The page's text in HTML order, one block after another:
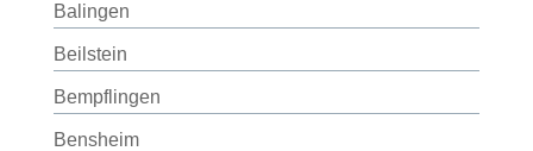
Balingen
Beilstein
Bempflingen
Bensheim